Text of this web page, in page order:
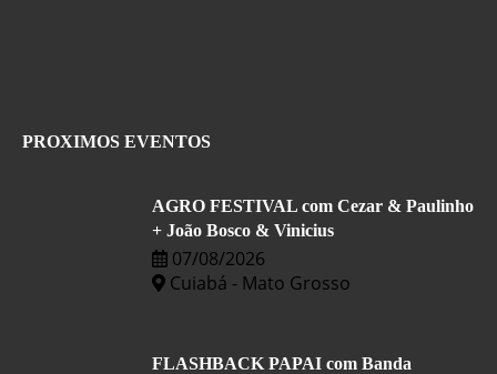
PROXIMOS EVENTOS
AGRO FESTIVAL com Cezar & Paulinho
+ João Bosco & Vinicius
07/08/2026
Cuiabá - Mato Grosso
FLASHBACK PAPAI com Banda